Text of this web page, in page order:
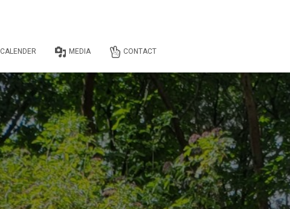
CALENDER MEDIA CONTACT